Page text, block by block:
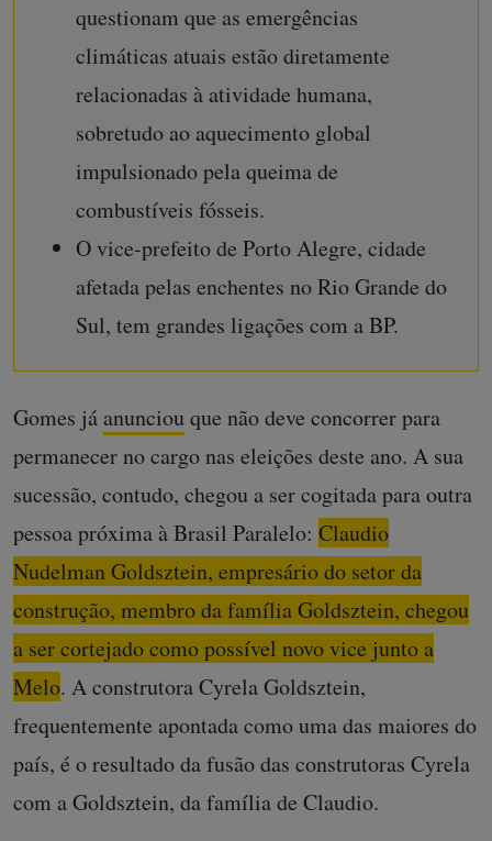
questionam que as emergências
climáticas atuais estão diretamente
relacionadas à atividade humana,
sobretudo ao aquecimento global
impulsionado pela queima de
combustíveis fósseis.
O vice-prefeito de Porto Alegre, cidade
afetada pelas enchentes no Rio Grande do
Sul, tem grandes ligações com a BP.
Gomes já anunciou que não deve concorrer para
permanecer no cargo nas eleições deste ano. A sua
sucessão, contudo, chegou a ser cogitada para outra
pessoa próxima à Brasil Paralelo: Claudio
Nudelman Goldsztein, empresário do setor da
construção, membro da família Goldsztein, chegou
a ser cortejado como possível novo vice junto a
Melo. A construtora Cyrela Goldsztein,
frequentemente apontada como uma das maiores do
país, é o resultado da fusão das construtoras Cyrela
com a Goldsztein, da família de Claudio.